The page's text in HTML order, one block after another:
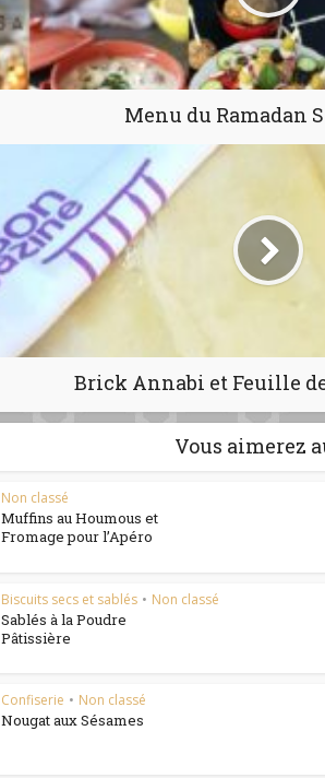
Menu du Ramadan
Brick Annabi et Feuille
Vous aimerez
Non classé
Muffins au Houmous et
Fromage pour l’Apéro
Biscuits secs et sablés • Non classé
Sablés à la Poudre
Pâtissière
Confiserie • Non classé
Nougat aux Sésames